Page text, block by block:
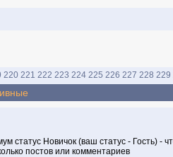
220 221 222 223 224 225 226 227 228 229
статус Новичок (ваш статус - Гость) -
постов или комментариев